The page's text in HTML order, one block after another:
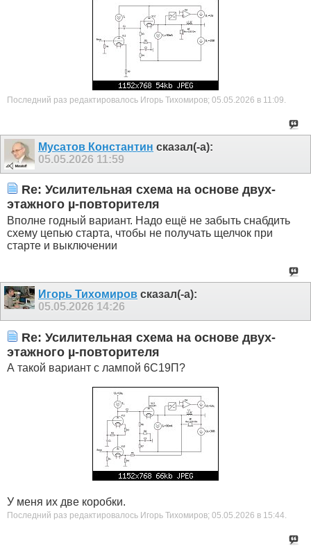
Последний раз редактировалось Игорь Тихомиров; 05.05.2026 в 11:09.
Мусатов Константин сказал(-а):
05.05.2026 11:59
Re: Усилительная схема на основе двух-
этажного µ-повторителя
Вполне годный вариант. Надо ещё не забыть снабдить
схему цепью старта, чтобы не получать щелчок при
старте и выключении
Игорь Тихомиров сказал(-а):
05.05.2026 14:26
Re: Усилительная схема на основе двух-
этажного µ-повторителя
А такой вариант с лампой 6С19П?
У меня их две коробки.
Последний раз редактировалось Игорь Тихомиров; 05.05.2026 в 15:44.